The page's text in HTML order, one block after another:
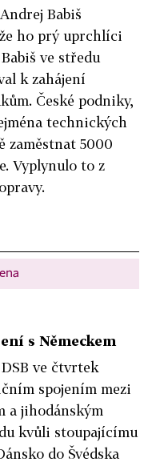
Babiš
ho prý uprchlíci
ve středu
k zahájení
České podniky,
technických
zaměstnat 5000
Vyplynulo to z
s Německem
ve čtvrtek
spojením mezi
a jihodánským
kvůli stoupajícímu
do Švédska